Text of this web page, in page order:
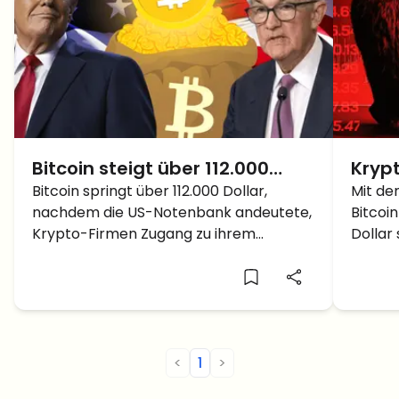
Bitcoin steigt über 112.000
Dollar, während die Fed Krypto
den Zugang öffnet: Was
kommt als Nächstes?
Bitcoin springt über 112.000 Dollar,
nachdem die US-Notenbank andeutete,
Krypto-Firmen Zugang zu ihrem
bedeutet das für BTC und den Markt.
BTC
Mit
Dollar
< 1 >